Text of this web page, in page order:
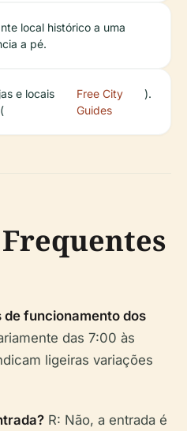
local histórico a uma
a pé.
e locais
Free City
Guides
).
de funcionamento dos
das 7:00 às
ligeiras variações
R: Não, a entrada é